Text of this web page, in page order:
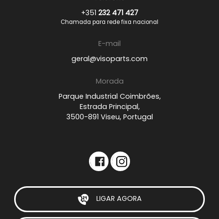
+351 232 471 427
Chamada para rede fixa nacional
E-mail
geral@visoparts.com
Morada
Parque Industrial Coimbrões,
Estrada Principal,
3500-891 Viseu, Portugal
LIGAR AGORA